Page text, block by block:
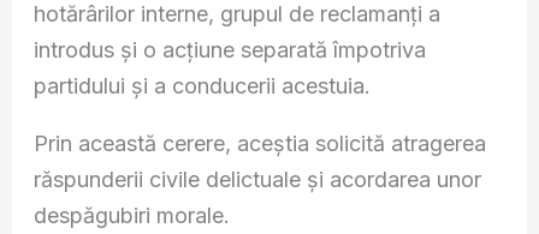
hotărârilor interne, grupul de reclamanți a
introdus și o acțiune separată împotriva
partidului și a conducerii acestuia.
Prin această cerere, aceștia solicită atragerea
răspunderii civile delictuale și acordarea unor
despăgubiri morale.